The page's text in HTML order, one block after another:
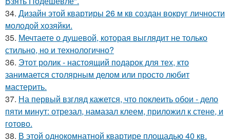
34. Дизайн этой квартиры 26 м кв создан вокруг личности
молодой хозяйки.
35. Мечтаете о душевой, которая выглядит не только
стильно, но и технологично?
36. Этот ролик - настоящий подарок для тех, кто
занимается столярным делом или просто любит
мастерить.
37. На первый взгляд кажется, что поклеить обои - дело
пяти минут: отрезал, намазал клеем, приложил к стене, и
готово.
38. В этой однокомнатной квартире площадью 40 кв.